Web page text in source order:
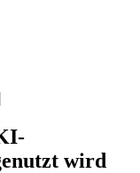
wird